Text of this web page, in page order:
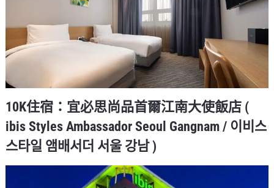
10K住宿：宜必思尚品首爾江南大使飯店 (
ibis Styles Ambassador Seoul Gangnam / 이비스
스타일 앰배서더 서울 강남 )